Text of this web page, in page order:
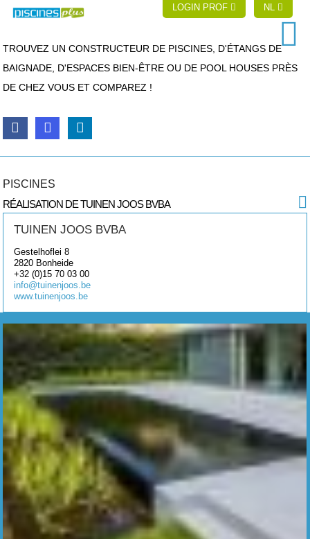
LOGIN PROF NL
TROUVEZ UN CONSTRUCTEUR DE PISCINES, D'ÉTANGS DE
BAIGNADE, D'ESPACES BIEN-ÊTRE OU DE POOL HOUSES PRÈS
DE CHEZ VOUS ET COMPAREZ !
PISCINES
RÉALISATION DE TUINEN JOOS BVBA
TUINEN JOOS BVBA
Gestelhoflei 8
2820 Bonheide
+32 (0)15 70 03 00
info@tuinenjoos.be
www.tuinenjoos.be